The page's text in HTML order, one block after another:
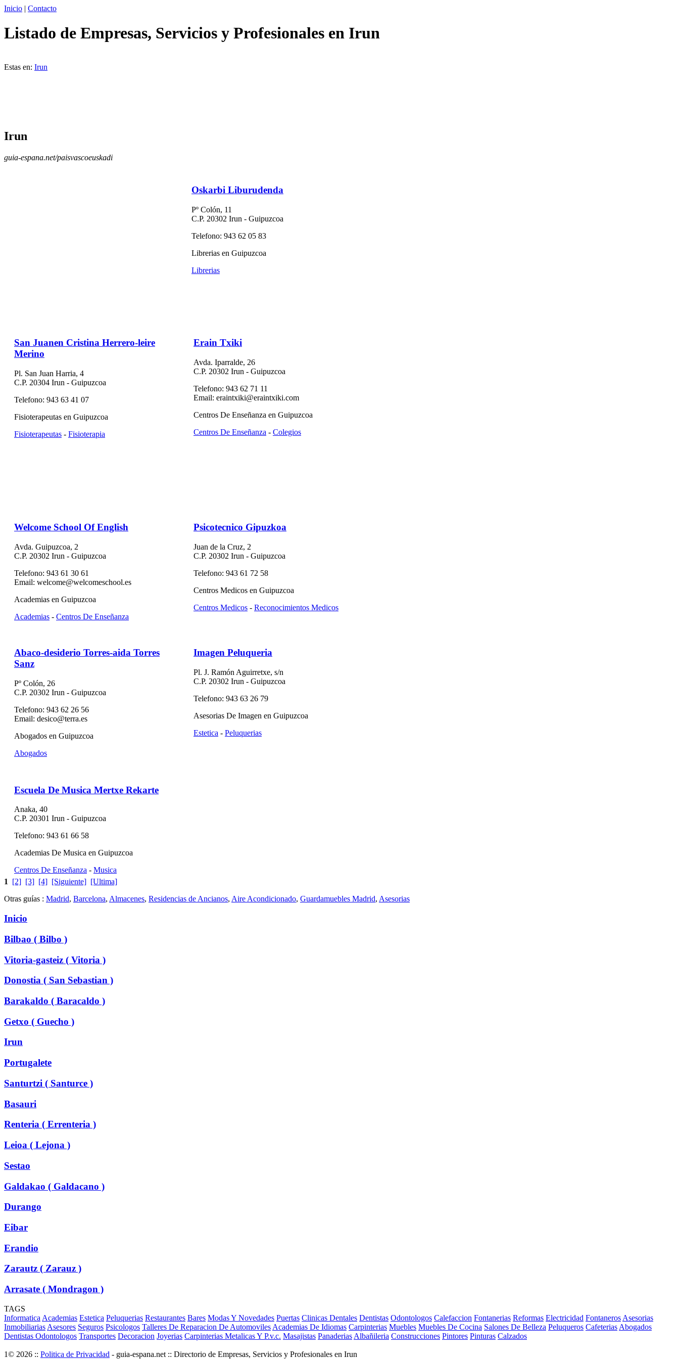
Inicio | Contacto
Listado de Empresas, Servicios y Profesionales en Irun
Estas en: Irun
Irun
guia-espana.net/paisvascoeuskadi
Oskarbi Liburudenda
Pº Colón, 11
C.P. 20302 Irun - Guipuzcoa
Telefono: 943 62 05 83
Librerias en Guipuzcoa
Librerias
San Juanen Cristina Herrero-leire
Merino
Pl. San Juan Harria, 4
C.P. 20304 Irun - Guipuzcoa
Telefono: 943 63 41 07
Fisioterapeutas en Guipuzcoa
Fisioterapeutas - Fisioterapia
Erain Txiki
Avda. Iparralde, 26
C.P. 20302 Irun - Guipuzcoa
Telefono: 943 62 71 11
Email: eraintxiki@eraintxiki.com
Centros De Enseñanza en Guipuzcoa
Centros De Enseñanza - Colegios
Welcome School Of English
Avda. Guipuzcoa, 2
C.P. 20302 Irun - Guipuzcoa
Telefono: 943 61 30 61
Email: welcome@welcomeschool.es
Academias en Guipuzcoa
Academias - Centros De Enseñanza
Psicotecnico Gipuzkoa
Juan de la Cruz, 2
C.P. 20302 Irun - Guipuzcoa
Telefono: 943 61 72 58
Centros Medicos en Guipuzcoa
Centros Medicos - Reconocimientos Medicos
Abaco-desiderio Torres-aida Torres
Sanz
Pº Colón, 26
C.P. 20302 Irun - Guipuzcoa
Telefono: 943 62 26 56
Email: desico@terra.es
Abogados en Guipuzcoa
Abogados
Imagen Peluqueria
Pl. J. Ramón Aguirretxe, s/n
C.P. 20302 Irun - Guipuzcoa
Telefono: 943 63 26 79
Asesorias De Imagen en Guipuzcoa
Estetica - Peluquerias
Escuela De Musica Mertxe Rekarte
Anaka, 40
C.P. 20301 Irun - Guipuzcoa
Telefono: 943 61 66 58
Academias De Musica en Guipuzcoa
Centros De Enseñanza - Musica
1 [2] [3] [4] [Siguiente] [Ultima]
Otras guías : Madrid, Barcelona, Almacenes, Residencias de Ancianos, Aire Acondicionado, Guardamuebles Madrid, Asesorias
Inicio
Bilbao ( Bilbo )
Vitoria-gasteiz ( Vitoria )
Donostia ( San Sebastian )
Barakaldo ( Baracaldo )
Getxo ( Guecho )
Irun
Portugalete
Santurtzi ( Santurce )
Basauri
Renteria ( Errenteria )
Leioa ( Lejona )
Sestao
Galdakao ( Galdacano )
Durango
Eibar
Erandio
Zarautz ( Zarauz )
Arrasate ( Mondragon )
TAGS
Informatica Academias Estetica Peluquerias Restaurantes Bares Modas Y Novedades Puertas Clinicas Dentales Dentistas Odontologos Calefaccion Fontanerias Reformas Electricidad Fontaneros Asesorias
Inmobiliarias Asesores Seguros Psicologos Talleres De Reparacion De Automoviles Academias De Idiomas Carpinterias Muebles Muebles De Cocina Salones De Belleza Peluqueros Cafeterias Abogados
Dentistas Odontologos Transportes Decoracion Joyerias Carpinterias Metalicas Y P.v.c. Masajistas Panaderias Albañileria Construcciones Pintores Pinturas Calzados
1© 2026 :: Politica de Privacidad - guia-espana.net :: Directorio de Empresas, Servicios y Profesionales en Irun